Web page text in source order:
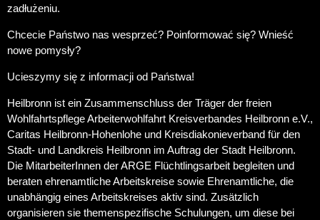
zadłużeniu.
Chcecie Państwo nas wesprzeć? Poinformować się? Wnieść
nowe pomysły?
Ucieszymy się z informacji od Państwa!
Heilbronn ist ein Zusammenschluss der Träger der freien
Wohlfahrtspflege Arbeiterwohlfahrt Kreisverbandes Heilbronn e.V.,
Caritas Heilbronn-Hohenlohe und Kreisdiakonieverband für den
Stadt- und Landkreis Heilbronn im Auftrag der Stadt Heilbronn.
Die MitarbeiterInnen der ARGE Flüchtlingsarbeit begleiten und
beraten ehrenamtliche Arbeitskreise sowie Ehrenamtliche, die
unabhängig eines Arbeitskreises aktiv sind. Zusätzlich
organisieren sie themenspezifische Schulungen, um diese bei